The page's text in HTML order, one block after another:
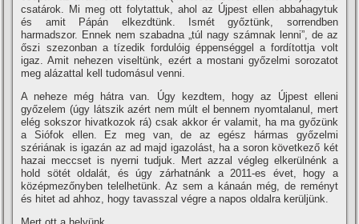
csatárok. Mi meg ott folytattuk, ahol az Újpest ellen abbahagytuk
és amit Pápán elkezdtünk. Ismét győztünk, sorrendben
harmadszor. Ennek nem szabadna „túl nagy számnak lenni”, de az
őszi szezonban a tí­zedik fordulóig éppenséggel a fordí­tottja volt
igaz. Amit nehezen viseltünk, ezért a mostani győzelmi sorozatot
meg alázattal kell tudomásul venni.
A neheze még hátra van. Úgy kezdtem, hogy az Újpest elleni
győzelem (úgy látszik azért nem múlt el bennem nyomtalanul, mert
elég sokszor hivatkozok rá) csak akkor ér valamit, ha ma győzünk
a Siófok ellen. Ez meg van, de az egész hármas győzelmi
szériának is igazán az ad majd igazolást, ha a soron következő két
hazai meccset is nyerni tudjuk. Mert azzal végleg elkerülnénk a
hold sötét oldalát, és úgy zárhatnánk a 2011-es évet, hogy a
középmezőnyben telelhetünk. Az sem a kánaán még, de reményt
és hitet ad ahhoz, hogy tavasszal végre a napos oldalra kerüljünk.